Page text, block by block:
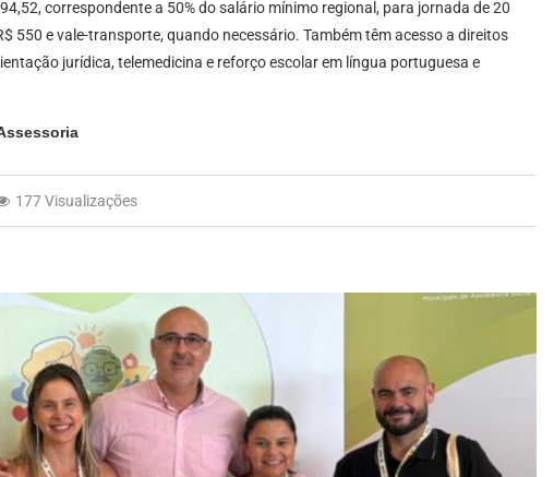
correspondente a 50% do salário mínimo regional, para jornada de 20
550 e vale-transporte, quando necessário. Também têm acesso a direitos
jurídica, telemedicina e reforço escolar em língua portuguesa e
177 Visualizações